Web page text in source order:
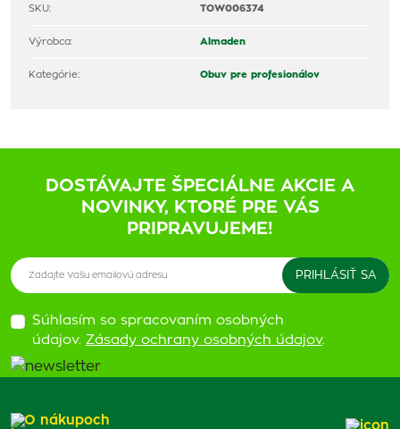
SKU: TOW006374
Výrobca: Almaden
Kategórie: Obuv pre profesionálov
DOSTÁVAJTE ŠPECIÁLNE AKCIE A
NOVINKY, KTORÉ PRE VÁS
PRIPRAVUJEME!
Súhlasím so spracovaním osobných
údajov. Zásady ochrany osobných údajov.
O nákupoch